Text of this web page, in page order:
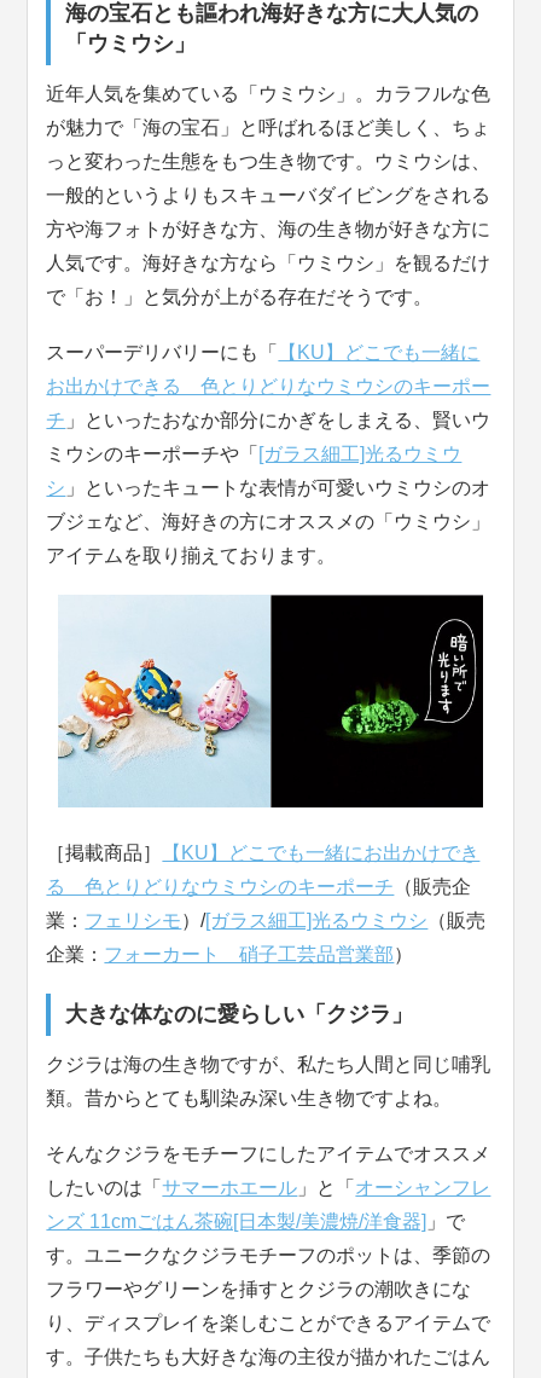
海の宝石とも謳われ海好きな方に大人気の
「ウミウシ」
近年人気を集めている「ウミウシ」。カラフルな色
が魅力で「海の宝石」と呼ばれるほど美しく、ちょ
っと変わった生態をもつ生き物です。ウミウシは、
一般的というよりもスキューバダイビングをされる
方や海フォトが好きな方、海の生き物が好きな方に
人気です。海好きな方なら「ウミウシ」を観るだけ
で「お！」と気分が上がる存在だそうです。
スーパーデリバリーにも「
【KU】どこでも一緒に
お出かけできる 色とりどりなウミウシのキーポー
チ 」といったおなか部分にかぎをしまえる、賢いウ
ミウシのキーポーチや「 [ガラス細工]光るウミウ
シ 」といったキュートな表情が可愛いウミウシのオ
ブジェなど、海好きの方にオススメの「ウミウシ」
アイテムを取り揃えております。
［掲載商品］
【KU】どこでも一緒にお出かけでき
る 色とりどりなウミウシのキーポーチ （販売企
業： フェリシモ）/[ガラス細工]光るウミウシ （販売
企業： フォーカート 硝子工芸品営業部）
大きな体なのに愛らしい「クジラ」
クジラは海の生き物ですが、私たち人間と同じ哺乳
類。昔からとても馴染み深い生き物ですよね。
そんなクジラをモチーフにしたアイテムでオススメ
したいのは「サマーホエール 」と「 オーシャンフレ
ンズ 11cmごはん茶碗[日本製/美濃焼/洋食器] 」で
す。ユニークなクジラモチーフのポットは、季節の
フラワーやグリーンを挿すとクジラの潮吹きにな
り、ディスプレイを楽しむことができるアイテムで
す。子供たちも大好きな海の主役が描かれたごはん